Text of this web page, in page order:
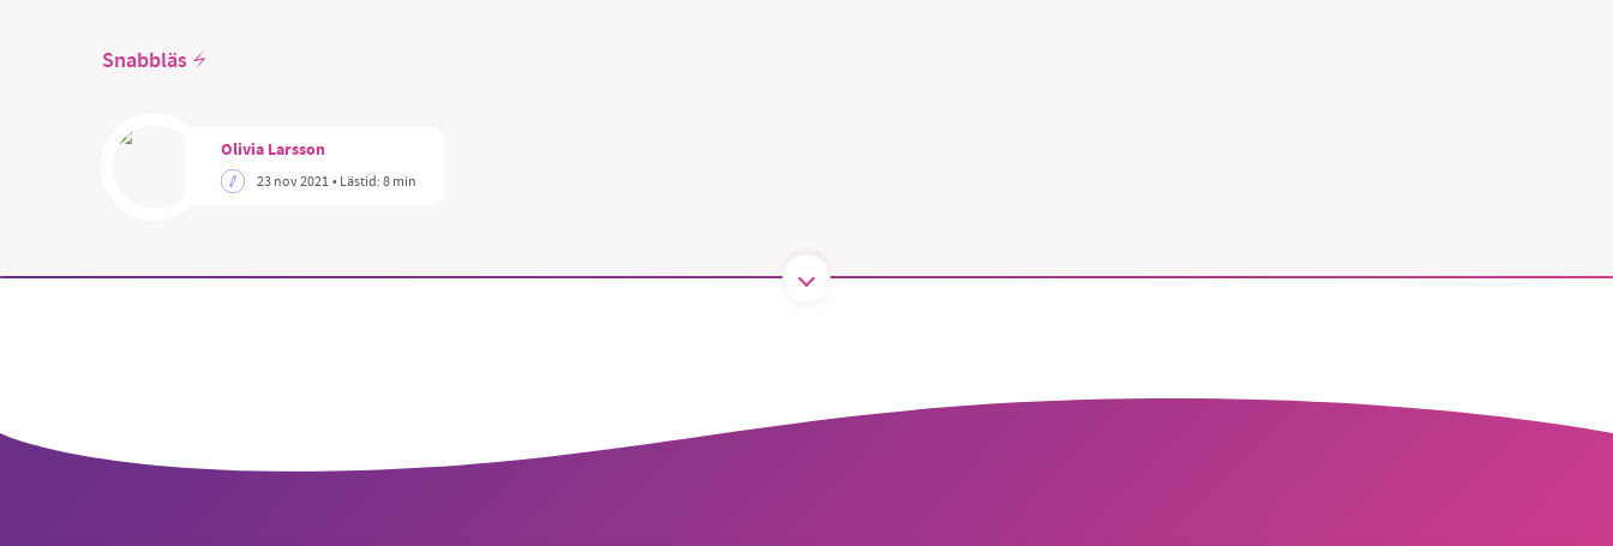
Snabbläs
Olivia Larsson
23 nov 2021• Lästid:8 min
Läs vad vi vill göra